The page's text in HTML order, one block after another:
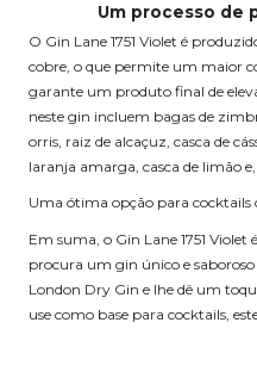
Um processo de
O Gin Lane 1751 Violet é
cobre, o que permite um maior
garante um produto final de
neste gin incluem bagas de
orris, raiz de alcaçuz, casca de
laranja amarga, casca de limão
Uma ótima opção para cocktails
Em suma, o Gin Lane 1751
procura um gin único e
London Dry Gin e lhe dê um
use como base para cocktails,